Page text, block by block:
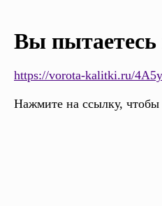
Вы пытаетесь
https://vorota-kalitki.ru/
Нажмите на ссылку, чтобы